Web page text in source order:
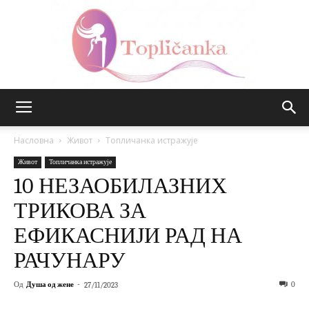
Насловна Живот Топличанка истражује
Живот Топличанка истражује
10 НЕЗАОБИЛАЗНИХ
ТРИКОВА ЗА
ЕФИКАСНИЈИ РАД НА
РАЧУНАРУ
Од Душа од жене - 27/11/2023 0